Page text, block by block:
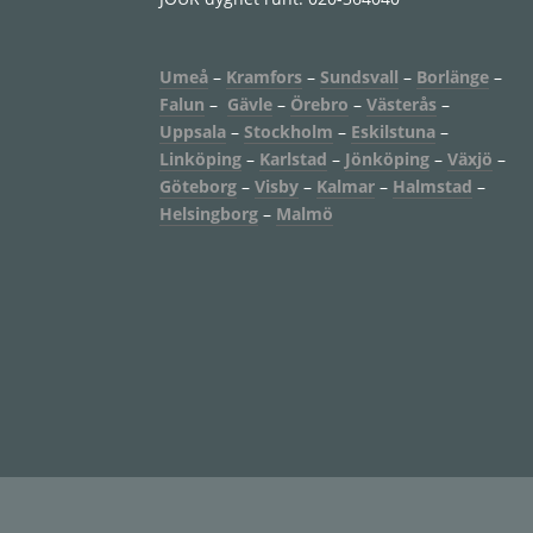
Umeå – Kramfors – Sundsvall – Borlänge –
Falun – Gävle – Örebro – Västerås –
Uppsala – Stockholm – Eskilstuna –
Linköping – Karlstad – Jönköping – Växjö –
Göteborg – Visby – Kalmar – Halmstad –
Helsingborg – Malmö